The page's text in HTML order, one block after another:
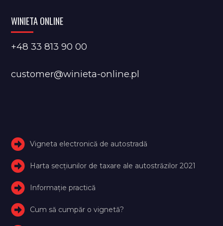
WINIETA ONLINE
+48 33 813 90 00
customer@winieta-online.pl
Vigneta electronică de autostradă
Harta secțiunilor de taxare ale autostrăzilor 2021
Informație practică
Cum să cumpăr o vignetă?